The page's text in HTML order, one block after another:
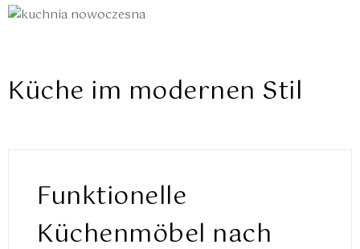
Küche im modernen Stil
Funktionelle
Küchenmöbel nach